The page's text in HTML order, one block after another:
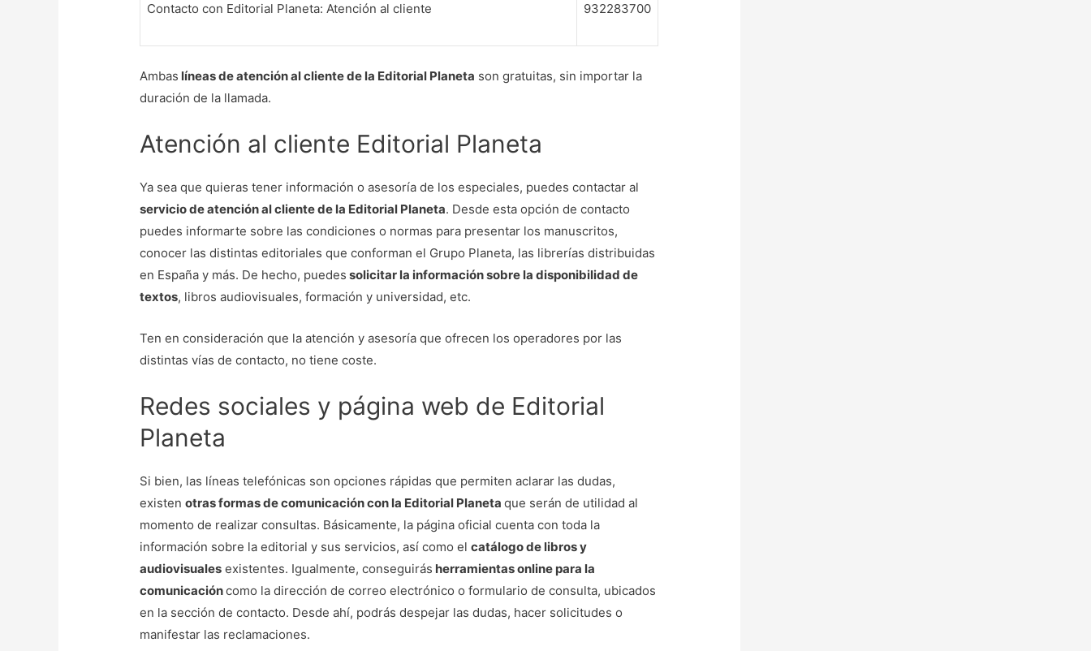
Contacto con Editorial Planeta: Atención al cliente 932283700
Ambas líneas de atención al cliente de la Editorial Planeta son gratuitas, sin importar la
duración de la llamada.
Atención al cliente Editorial Planeta
Ya sea que quieras tener información o asesoría de los especiales, puedes contactar al
servicio de atención al cliente de la Editorial Planeta. Desde esta opción de contacto
puedes informarte sobre las condiciones o normas para presentar los manuscritos,
conocer las distintas editoriales que conforman el Grupo Planeta, las librerías distribuidas
en España y más. De hecho, puedes solicitar la información sobre la disponibilidad de
textos, libros audiovisuales, formación y universidad, etc.
Ten en consideración que la atención y asesoría que ofrecen los operadores por las
distintas vías de contacto, no tiene coste.
Redes sociales y página web de Editorial
Planeta
Si bien, las líneas telefónicas son opciones rápidas que permiten aclarar las dudas,
existenotras formas de comunicación con la Editorial Planetaque serán de utilidad al
momento de realizar consultas. Básicamente, la página oficial cuenta con toda la
información sobre la editorial y sus servicios, así como elcatálogo de libros y
audiovisuales existentes. Igualmente, conseguirás herramientas online para la
comunicacióncomo la dirección de correo electrónico o formulario de consulta, ubicados
en la sección de contacto. Desde ahí, podrás despejar las dudas, hacer solicitudes o
manifestar las reclamaciones.